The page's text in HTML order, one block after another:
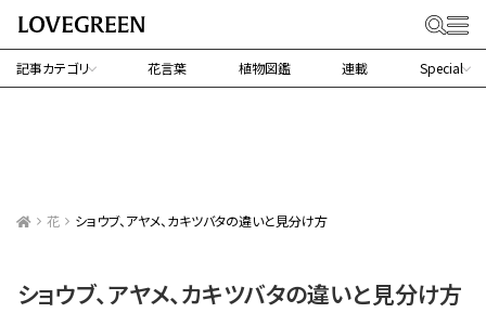
記事カテゴリ 花言葉 植物図鑑 連載 Special
花 ショウブ、アヤメ、カキツバタの違いと見分け方
ショウブ、アヤメ、カキツバタの違いと見分け方